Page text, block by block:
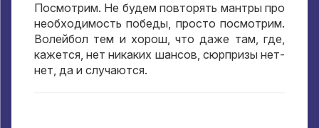
Посмотрим. Не будем повторять мантры про
необходимость победы, просто посмотрим.
Волейбол тем и хорош, что даже там, где,
кажется, нет никаких шансов, сюрпризы нет-
нет, да и случаются.